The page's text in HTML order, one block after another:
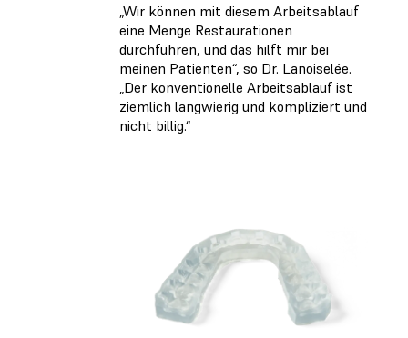
„Wir können mit diesem Arbeitsablauf
eine Menge Restaurationen
durchführen, und das hilft mir bei
meinen Patienten“, so Dr. Lanoiselée.
„Der konventionelle Arbeitsablauf ist
ziemlich langwierig und kompliziert und
nicht billig.“